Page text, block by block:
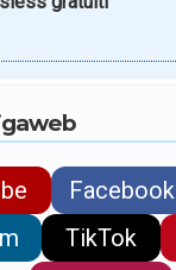
Facebook
TikTok